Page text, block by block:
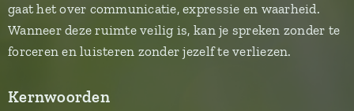
gaat het over communicatie, expressie en waarheid.
Wanneer deze ruimte veilig is, kan je spreken zonder te
forceren en luisteren zonder jezelf te verliezen.
Kernwoorden